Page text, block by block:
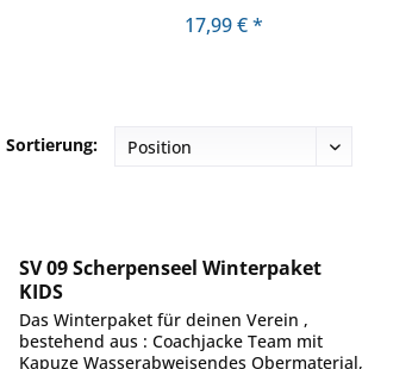
17,99 € *
Sortierung:
SV 09 Scherpenseel Winterpaket
KIDS
Das Winterpaket für deinen Verein ,
bestehend aus : Coachjacke Team mit
Kapuze Wasserabweisendes Obermaterial,